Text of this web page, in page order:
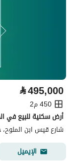
⃁495,000
450 م2
أرض سكنية للبيع في
شارع قيس ابن
الإيميل